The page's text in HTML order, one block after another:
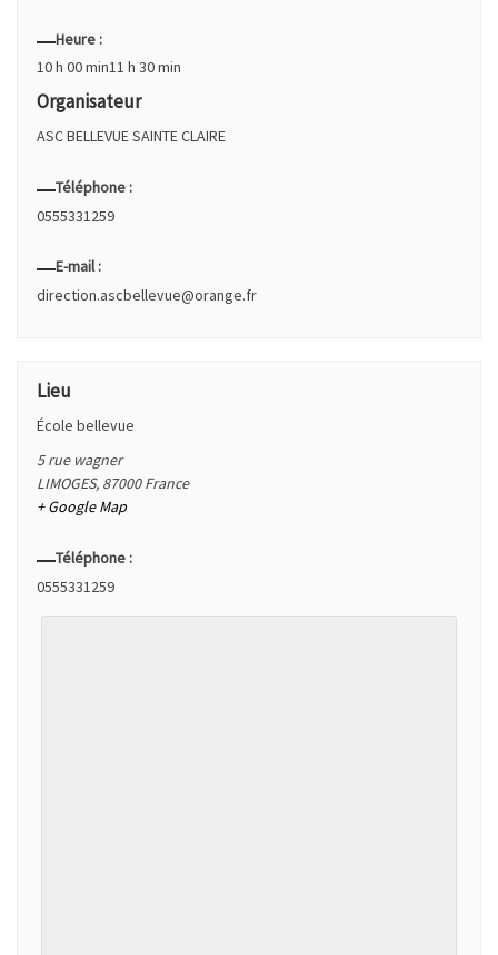
Heure :
10 h 00 min11 h 30 min
Organisateur
ASC BELLEVUE SAINTE CLAIRE
Téléphone :
0555331259
E-mail :
direction.ascbellevue@orange.fr
Lieu
École bellevue
5 rue wagner
LIMOGES, 87000 France
+ Google Map
Téléphone :
0555331259